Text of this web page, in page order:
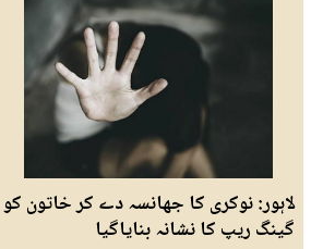
لاہور: نوکری کا جھانسہ دے کر خاتون کو
گینگ ریپ کا نشانہ بنایاگیا